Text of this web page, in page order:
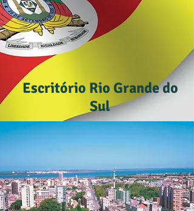
Escritório Rio Grande do
Sul